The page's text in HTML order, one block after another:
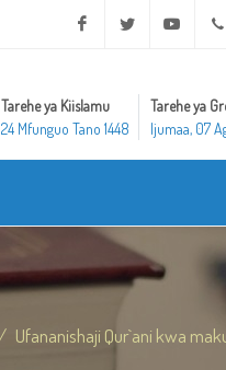
Facebook Twitter
Tarehe ya Kiislamu
24 Mfunguo Tano 1448
Tarehe ya
Ijumaa, 07
Ufananishaji Qur`ani kwa